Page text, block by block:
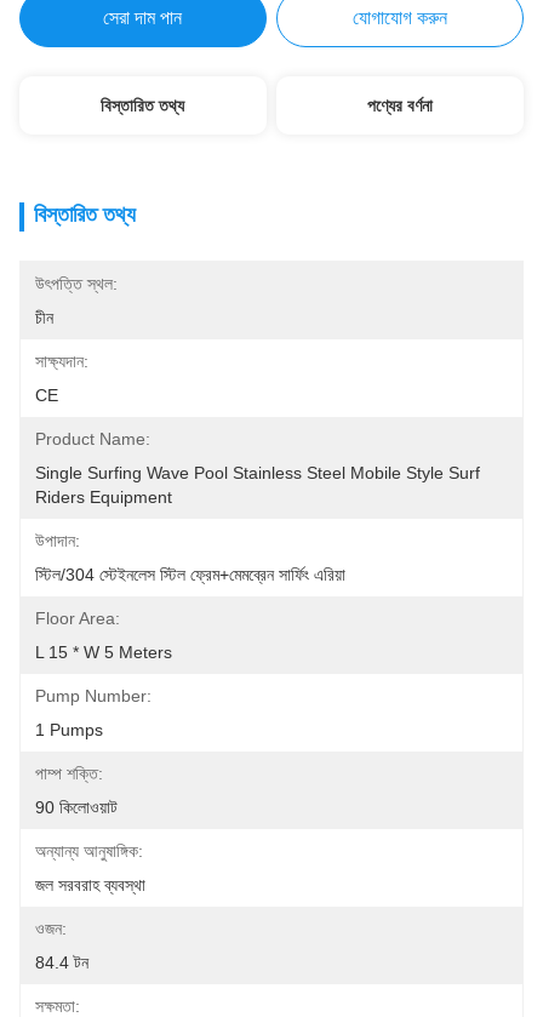
সেরা দাম পান যোগাযোগ করুন
বিস্তারিত তথ্য পণ্যের বর্ণনা
বিস্তারিত তথ্য
উৎপত্তি স্থল:
চীন
সাক্ষ্যদান:
CE
Product Name:
Single Surfing Wave Pool Stainless Steel Mobile Style Surf
Riders Equipment
উপাদান:
স্টিল/304 স্টেইনলেস স্টিল ফ্রেম+মেমব্রেন সার্ফিং এরিয়া
Floor Area:
L 15 * W 5 Meters
Pump Number:
1 Pumps
পাম্প শক্তি:
90 কিলোওয়াট
অন্যান্য আনুষাঙ্গিক:
জল সরবরাহ ব্যবস্থা
ওজন:
84.4 টন
সক্ষমতা: